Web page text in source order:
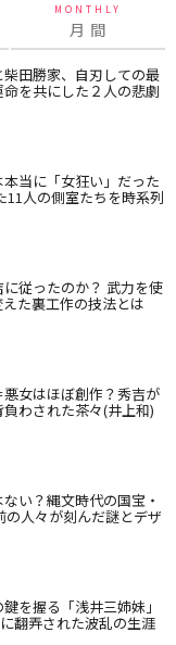
MONTHLY
月 間
柴田勝家、自刃しての最
を共にした２人の悲劇
本当に「女狂い」だった
11人の側室たちを時系列
従ったのか？ 武力を使
た裏工作の技法とは
悪女はほぼ創作？秀吉が
わされた茶々(井上和)
い？縄文時代の国宝・
の人々が刻んだ謎とデザ
を握る「浅井三姉妹」
翻弄された波乱の生涯